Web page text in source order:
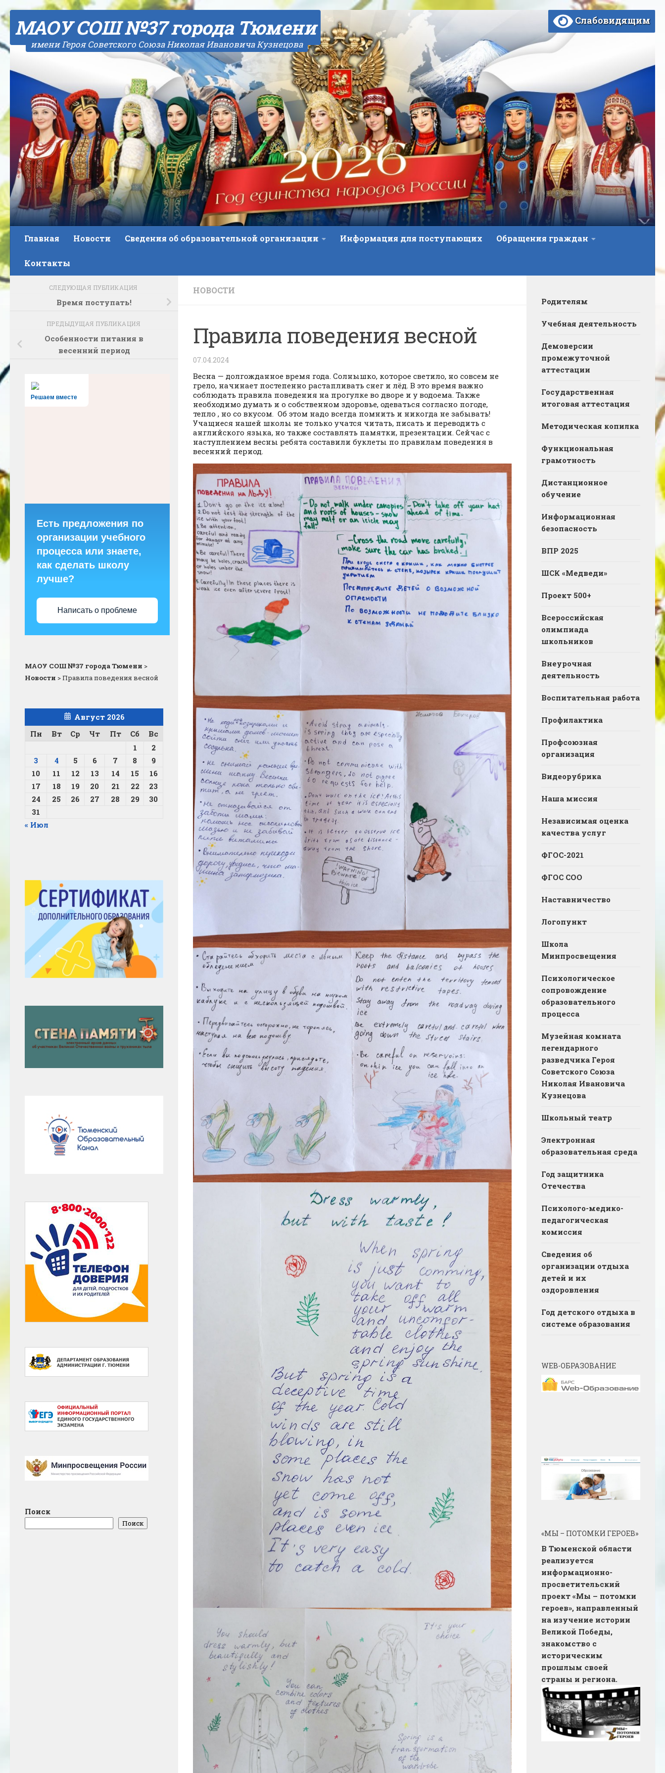
МАОУ СОШ №37 города Тюмени
имени Героя Советского Союза Николая Ивановича Кузнецова
Слабовидящим
Главная Новости Сведения об образовательной организации Информация для поступающих Обращения граждан
Контакты
НОВОСТИ
Правила поведения весной
07.04.2024
Весна — долгожданное время года. Солнышко, которое светило, но совсем не
грело, начинает постепенно растапливать снег и лёд. В это время важно
соблюдать правила поведения на прогулке во дворе и у водоема. Также
необходимо думать и о собственном здоровье, одеваться согласно погоде,
тепло , но со вкусом. Об этом надо всегда помнить и никогда не забывать!
Учащиеся нашей школы не только учатся читать, писать и переводить с
английского языка, но также составлять памятки, презентации. Сейчас с
наступлением весны ребята составили буклеты по правилам поведения в
весенний период.
СЛЕДУЮЩАЯ ПУБЛИКАЦИЯ
Время поступать!
ПРЕДЫДУЩАЯ ПУБЛИКАЦИЯ
Особенности питания в
весенний период
Решаем вместе
Есть предложения по
организации учебного
процесса или знаете,
как сделать школу
лучше?
Написать о проблеме
МАОУ СОШ №37 города Тюмени >
Новости >Правила поведения весной
Август 2026
Пн
Вт Ср Чт Пт Сб
Вс
1
2
3
4 5 6 7 8
9
10
11 12 13 14 15
16
17
18 19 20 21 22
23
24
25 26 27 28 29
30
31
« Июл
Поиск
Поиск
Родителям
Учебная деятельность
Демоверсии
промежуточной
аттестации
Государственная
итоговая аттестация
Методическая копилка
Функциональная
грамотность
Дистанционное
обучение
Информационная
безопасность
ВПР 2025
ШСК «Медведи»
Проект 500+
Всероссийская
олимпиада
школьников
Внеурочная
деятельность
Воспитательная работа
Профилактика
Профсоюзная
организация
Видеорубрика
Наша миссия
Независимая оценка
качества услуг
ФГОС-2021
ФГОС СОО
Наставничество
Логопункт
Школа
Минпросвещения
Психологическое
сопровождение
образовательного
процесса
Музейная комната
легендарного
разведчика Героя
Советского Союза
Николая Ивановича
Кузнецова
Школьный театр
Электронная
образовательная среда
Год защитника
Отечества
Психолого-медико-
педагогическая
комиссия
Сведения об
организации отдыха
детей и их
оздоровления
Год детского отдыха в
системе образования
WEB-ОБРАЗОВАНИЕ
«МЫ – ПОТОМКИ ГЕРОЕВ»
В Тюменской области
реализуется
информационно-
просветительский
проект «Мы – потомки
героев», направленный
на изучение истории
Великой Победы,
знакомство с
историческим
прошлым своей
страны и региона.